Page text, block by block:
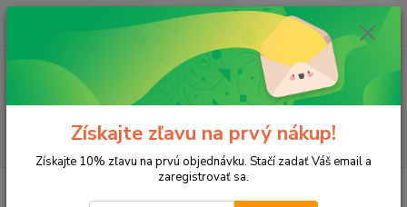
Menu
(Po-Pia, 8-17 hod.)
ks
za0 €
Spojka 20x1/2" VNZ PROFI
Získajte zľavu na prvý nákup!
Získajte 10% zľavu na prvú objednávku. Stačí zadať Váš email a
zaregistrovať sa.